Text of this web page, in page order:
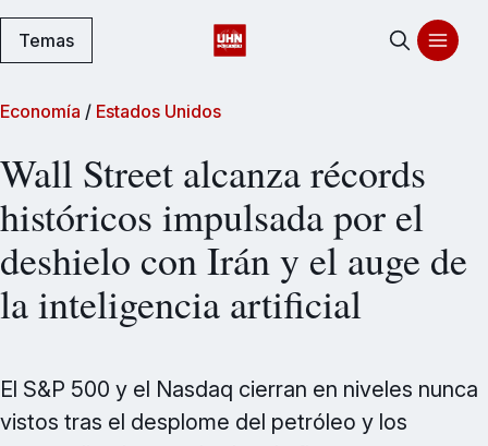
Temas
Economía / Estados Unidos
Wall Street alcanza récords
históricos impulsada por el
deshielo con Irán y el auge de
la inteligencia artificial
El S&P 500 y el Nasdaq cierran en niveles nunca
vistos tras el desplome del petróleo y los